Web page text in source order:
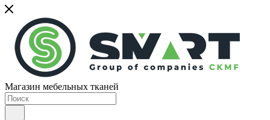
Магазин мебельных тканей